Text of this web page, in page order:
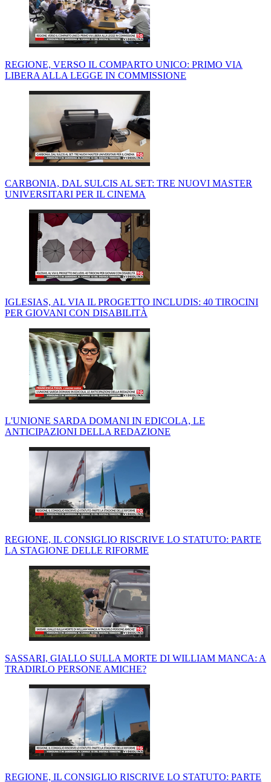
REGIONE, VERSO IL COMPARTO UNICO: PRIMO VIA
LIBERA ALLA LEGGE IN COMMISSIONE
CARBONIA, DAL SULCIS AL SET: TRE NUOVI MASTER
UNIVERSITARI PER IL CINEMA
IGLESIAS, AL VIA IL PROGETTO INCLUDIS: 40 TIROCINI
PER GIOVANI CON DISABILITÀ
L'UNIONE SARDA DOMANI IN EDICOLA, LE
ANTICIPAZIONI DELLA REDAZIONE
REGIONE, IL CONSIGLIO RISCRIVE LO STATUTO: PARTE
LA STAGIONE DELLE RIFORME
SASSARI, GIALLO SULLA MORTE DI WILLIAM MANCA: A
TRADIRLO PERSONE AMICHE?
REGIONE, IL CONSIGLIO RISCRIVE LO STATUTO: PARTE